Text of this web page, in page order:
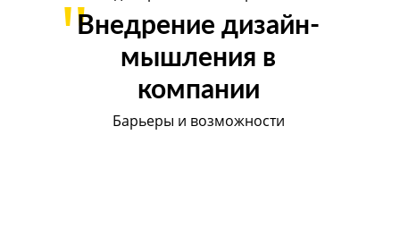
"Внедрение дизайн-
мышления в
компании
Барьеры и возможности